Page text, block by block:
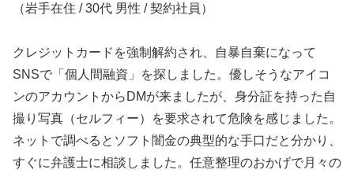
（岩手在住 / 30代 男性 / 契約社員）
クレジットカードを強制解約され、自暴自棄になって
SNSで「個人間融資」を探しました。優しそうなアイコ
ンのアカウントからDMが来ましたが、身分証を持った自
撮り写真（セルフィー）を要求されて危険を感じました。
ネットで調べるとソフト闇金の典型的な手口だと分かり、
すぐに弁護士に相談しました。任意整理のおかげで月々の